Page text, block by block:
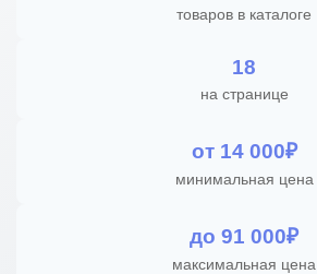
товаров в каталоге
18
на странице
от 14 000₽
минимальная цена
до 91 000₽
максимальная цена